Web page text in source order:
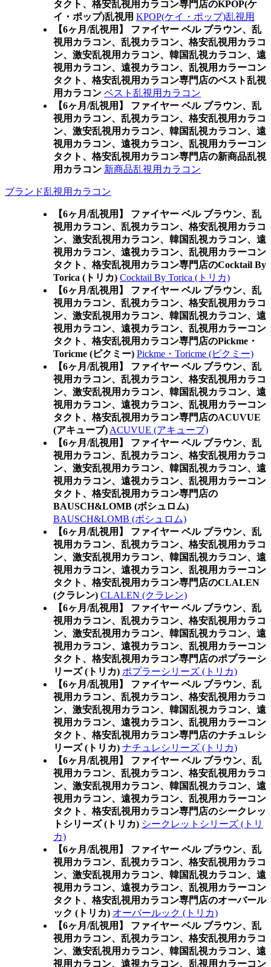
タクト、格安乱視用カラコン専門店のKPOP(ケ
イ・ポップ)乱視用 KPOP(ケイ・ポップ)乱視用
【6ヶ月/乱視用】 ファイヤー ベル ブラウン、乱
視用カラコン、乱視カラコン、格安乱視用カラコ
ン、激安乱視用カラコン、韓国乱視カラコン、遠
視用カラコン、遠視カラコン、乱視用カラーコン
タクト、格安乱視用カラコン専門店のベスト乱視
用カラコン ベスト乱視用カラコン
【6ヶ月/乱視用】 ファイヤー ベル ブラウン、乱
視用カラコン、乱視カラコン、格安乱視用カラコ
ン、激安乱視用カラコン、韓国乱視カラコン、遠
視用カラコン、遠視カラコン、乱視用カラーコン
タクト、格安乱視用カラコン専門店の新商品乱視
用カラコン 新商品乱視用カラコン
ブランド乱視用カラコン
【6ヶ月/乱視用】 ファイヤー ベル ブラウン、乱
視用カラコン、乱視カラコン、格安乱視用カラコ
ン、激安乱視用カラコン、韓国乱視カラコン、遠
視用カラコン、遠視カラコン、乱視用カラーコン
タクト、格安乱視用カラコン専門店のCocktail By
Torica (トリカ) Cocktail By Torica (トリカ)
【6ヶ月/乱視用】 ファイヤー ベル ブラウン、乱
視用カラコン、乱視カラコン、格安乱視用カラコ
ン、激安乱視用カラコン、韓国乱視カラコン、遠
視用カラコン、遠視カラコン、乱視用カラーコン
タクト、格安乱視用カラコン専門店のPickme・
Toricme (ピクミー) Pickme・Toricme (ピクミー)
【6ヶ月/乱視用】 ファイヤー ベル ブラウン、乱
視用カラコン、乱視カラコン、格安乱視用カラコ
ン、激安乱視用カラコン、韓国乱視カラコン、遠
視用カラコン、遠視カラコン、乱視用カラーコン
タクト、格安乱視用カラコン専門店のACUVUE
(アキューブ) ACUVUE (アキューブ)
【6ヶ月/乱視用】 ファイヤー ベル ブラウン、乱
視用カラコン、乱視カラコン、格安乱視用カラコ
ン、激安乱視用カラコン、韓国乱視カラコン、遠
視用カラコン、遠視カラコン、乱視用カラーコン
タクト、格安乱視用カラコン専門店の
BAUSCH&LOMB (ボシュロム)
BAUSCH&LOMB (ボシュロム)
【6ヶ月/乱視用】 ファイヤー ベル ブラウン、乱
視用カラコン、乱視カラコン、格安乱視用カラコ
ン、激安乱視用カラコン、韓国乱視カラコン、遠
視用カラコン、遠視カラコン、乱視用カラーコン
タクト、格安乱視用カラコン専門店のCLALEN
(クラレン) CLALEN (クラレン)
【6ヶ月/乱視用】 ファイヤー ベル ブラウン、乱
視用カラコン、乱視カラコン、格安乱視用カラコ
ン、激安乱視用カラコン、韓国乱視カラコン、遠
視用カラコン、遠視カラコン、乱視用カラーコン
タクト、格安乱視用カラコン専門店のポプラーシ
リーズ (トリカ) ポプラーシリーズ (トリカ)
【6ヶ月/乱視用】 ファイヤー ベル ブラウン、乱
視用カラコン、乱視カラコン、格安乱視用カラコ
ン、激安乱視用カラコン、韓国乱視カラコン、遠
視用カラコン、遠視カラコン、乱視用カラーコン
タクト、格安乱視用カラコン専門店のナチュレシ
リーズ (トリカ) ナチュレシリーズ (トリカ)
【6ヶ月/乱視用】 ファイヤー ベル ブラウン、乱
視用カラコン、乱視カラコン、格安乱視用カラコ
ン、激安乱視用カラコン、韓国乱視カラコン、遠
視用カラコン、遠視カラコン、乱視用カラーコン
タクト、格安乱視用カラコン専門店のシークレッ
トシリーズ (トリカ) シークレットシリーズ (トリ
カ)
【6ヶ月/乱視用】 ファイヤー ベル ブラウン、乱
視用カラコン、乱視カラコン、格安乱視用カラコ
ン、激安乱視用カラコン、韓国乱視カラコン、遠
視用カラコン、遠視カラコン、乱視用カラーコン
タクト、格安乱視用カラコン専門店のオーバール
ック (トリカ) オーバールック (トリカ)
【6ヶ月/乱視用】 ファイヤー ベル ブラウン、乱
視用カラコン、乱視カラコン、格安乱視用カラコ
ン、激安乱視用カラコン、韓国乱視カラコン、遠
視用カラコン、遠視カラコン、乱視用カラーコン